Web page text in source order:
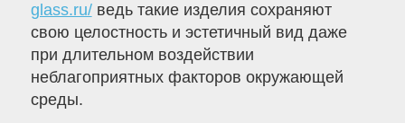
glass.ru/ведь такие изделия сохраняют
свою целостность и эстетичный вид даже
при длительном воздействии
неблагоприятных факторов окружающей
среды.